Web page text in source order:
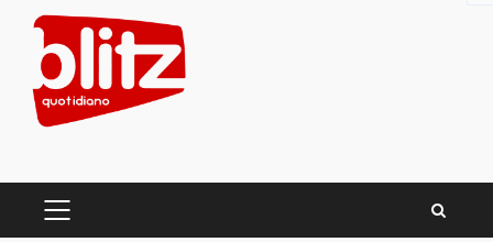
content
PRIMARY